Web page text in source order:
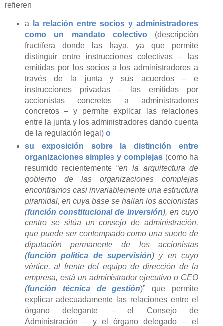
refieren
a
la relación entre socios y administradores
como un mandato colectivo(descripción
fructífera donde las haya, ya que permite
distinguir entre instrucciones colectivas – las
emitidas por los socios a los administradores a
través de la junta y sus acuerdos – e
instrucciones privadas – las emitidas por
accionistas concretos a administradores
concretos – y permite explicar las relaciones
entre la junta y los administradores dando cuenta
de la regulación legal) o
su exposición sobre la distinción entre
organizaciones simples y complejas(como ha
resumido recientemente “en la arquitectura de
gobierno de las organizaciones complejas
encontramos casi invariablemente una estructura
piramidal, en cuya base se hallan los accionistas
(función constitucional de inversión), en cuyo
centro se sitúa un consejo de administración,
que puede ser contemplado como una suerte de
diputación permanente de los accionistas
(función política de supervisión) y en cuyo
vértice, al frente del equipo de dirección de la
empresa, está un administrador ejecutivo o CEO
(función técnica de gestión)” que permite
explicar adecuadamente las relaciones entre el
órgano delegante – el Consejo de
Administración – y el órgano delegado – el